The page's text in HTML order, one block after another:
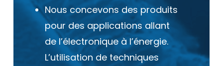
Nous concevons des produits
pour des applications allant
de l’électronique à l’énergie.
L’utilisation de techniques